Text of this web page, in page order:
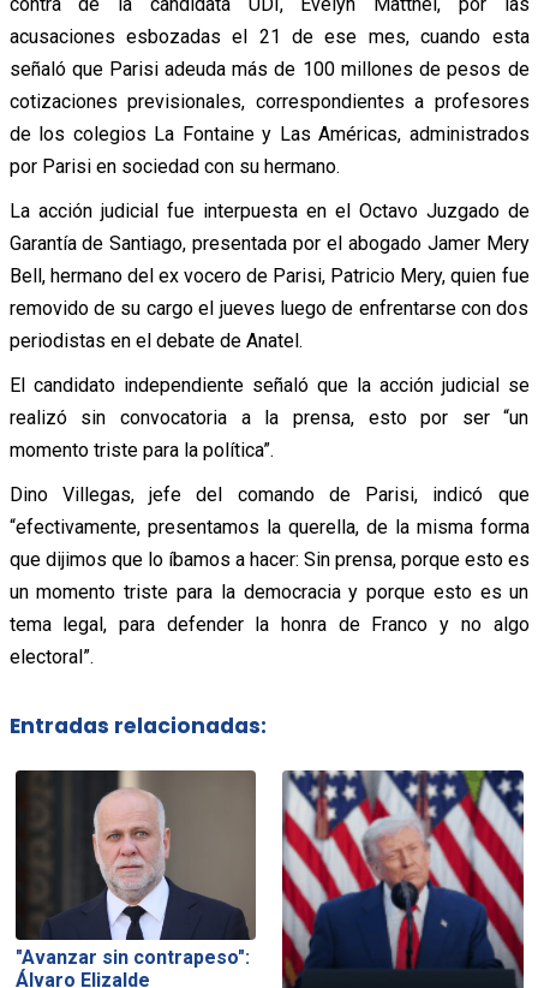
acusaciones esbozadas el 21 de ese mes, cuando esta
señaló que Parisi adeuda más de 100 millones de pesos de
cotizaciones previsionales, correspondientes a profesores
de los colegios La Fontaine y Las Américas, administrados
por Parisi en sociedad con su hermano.
La acción judicial fue interpuesta en el Octavo Juzgado de
Garantía de Santiago, presentada por el abogado Jamer Mery
Bell, hermano del ex vocero de Parisi, Patricio Mery, quien fue
removido de su cargo el jueves luego de enfrentarse con dos
periodistas en el debate de Anatel.
El candidato independiente señaló que la acción judicial se
realizó sin convocatoria a la prensa, esto por ser “un
momento triste para la política”.
Dino Villegas, jefe del comando de Parisi, indicó que
“efectivamente, presentamos la querella, de la misma forma
que dijimos que lo íbamos a hacer: Sin prensa, porque esto es
un momento triste para la democracia y porque esto es un
tema legal, para defender la honra de Franco y no algo
electoral”.
Entradas relacionadas:
"Avanzar sin contrapeso":
Álvaro Elizalde